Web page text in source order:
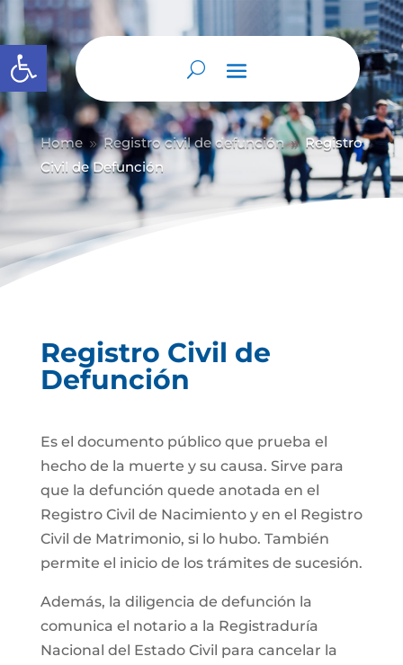
Abrir barra de herramientas
Home 9 Registro civil de defunción 9 Registro
Civil de Defunción
Registro Civil de
Defunción
Es el documento público que prueba el
hecho de la muerte y su causa. Sirve para
que la defunción quede anotada en el
Registro Civil de Nacimiento y en el Registro
Civil de Matrimonio, si lo hubo. También
permite el inicio de los trámites de sucesión.
Además, la diligencia de defunción la
comunica el notario a la Registraduría
Nacional del Estado Civil para cancelar la